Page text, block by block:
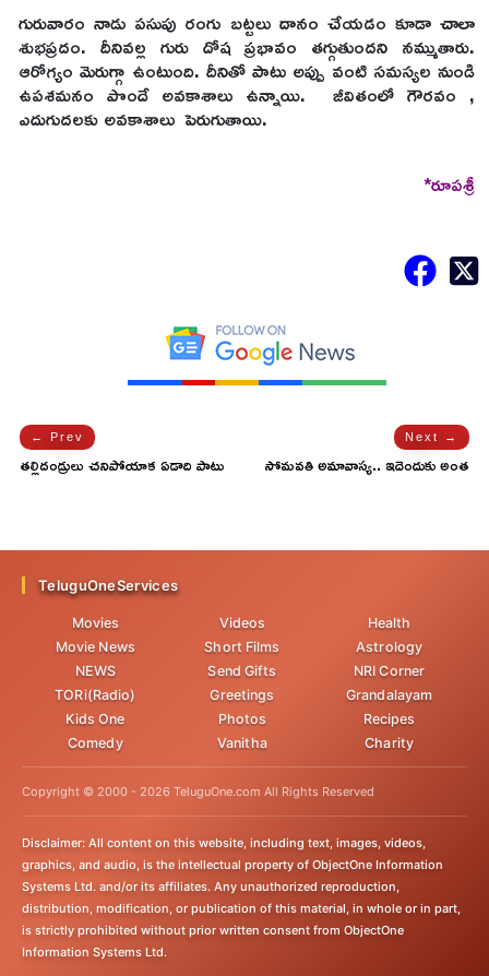
గురువారం నాడు పసుపు రంగు బట్టలు దానం చేయడం కూడా చాలా
శుభప్రదం. దీనివల్ల గురు దోష ప్రభావం తగ్గుతుందని నమ్ముతారు.
ఆరోగ్యం మెరుగ్గా ఉంటుంది. దీనితో పాటు అప్పు వంటి సమస్యల నుండి
ఉపశమనం పొందే అవకాశాలు ఉన్నాయి. జీవితంలో గౌరవం ,
ఎదుగుదలకు అవకాశాలు పెరుగుతాయి.
*రూపశ్రీ
← Prev
తల్లిదండ్రులు చనిపోయాక ఏడాది పాటు
Next →
సోమవతి అమావాస్య.. ఇదెందుకు అంత
TeluguOneServices
Movies
Movie News
NEWS
TORi(Radio)
Kids One
Comedy
Videos
Short Films
Send Gifts
Greetings
Photos
Vanitha
Health
Astrology
NRI Corner
Grandalayam
Recipes
Charity
Copyright © 2000 - 2026 TeluguOne.com All Rights Reserved
Disclaimer: All content on this website, including text, images, videos,
graphics, and audio, is the intellectual property of ObjectOne Information
Systems Ltd. and/or its affiliates. Any unauthorized reproduction,
distribution, modification, or publication of this material, in whole or in part,
is strictly prohibited without prior written consent from ObjectOne
Information Systems Ltd.